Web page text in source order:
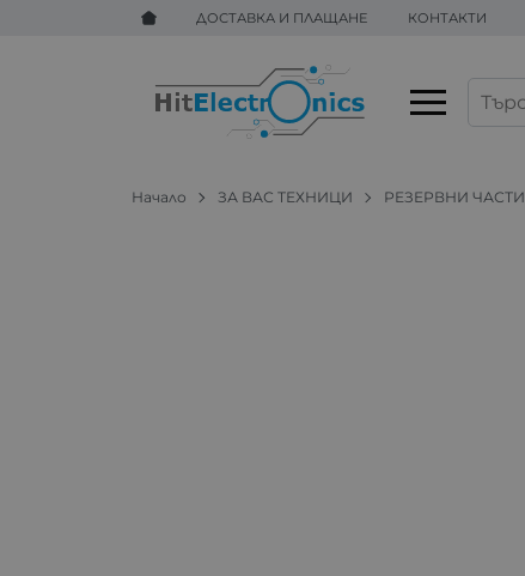
ДОСТАВКА И ПЛАЩАНЕ КОНТАКТИ
Начало ЗА ВАС ТЕХНИЦИ РЕЗЕРВНИ ЧАСТИ